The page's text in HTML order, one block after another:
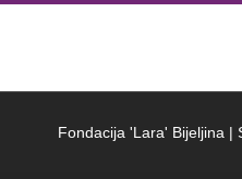
Fondacija 'Lara' Bijeljina |